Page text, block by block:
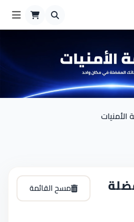
الأمنيات
مسح القائمة